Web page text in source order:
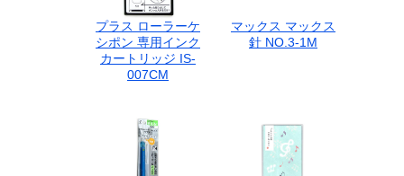
プラス ローラーケ
シポン 専用インク
カートリッジ IS-
007CM
マックス マックス
針 NO.3-1M